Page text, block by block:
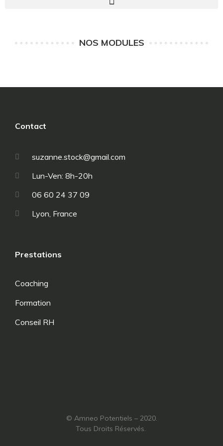
NOS MODULES
Contact
suzanne.stock@gmail.com
Lun-Ven: 8h-20h
06 60 24 37 09
Lyon, France
Prestations
Coaching
Formation
Conseil RH
© Amneo Potentiels – 2020.
Tous Droits Réservés.